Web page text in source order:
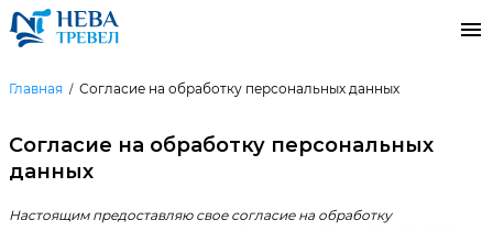
Главная Согласие на обработку персональных данных
Согласие на обработку персональных
данных
Настоящим предоставляю свое согласие на обработку